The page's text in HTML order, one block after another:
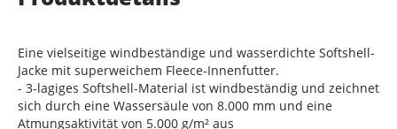
Eine vielseitige windbeständige und wasserdichte Softshell-
Jacke mit superweichem Fleece-Innenfutter.
- 3-lagiges Softshell-Material ist windbeständig und zeichnet
sich durch eine Wassersäule von 8.000 mm und eine
Atmungsaktivität von 5.000 g/m² aus